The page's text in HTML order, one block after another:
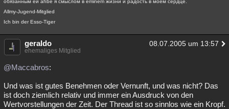
обязанным ей ahbe я смыслом в eminem жизни и радость в моем сердце.
Allmy-Jugend-Mitglied
Ich bin der Esso-Tiger
geraldo 08.07.2005 um 13:57
ehemaliges Mitglied
@Maccabros:
Und was ist gutes Benehmen oder Vernunft, und was nicht? Das
ist doch ziemlich relativ und immer ein Ausdruck von den
Wertvorstellungen der Zeit. Der Thread ist so sinnlos wie ein Kropf.